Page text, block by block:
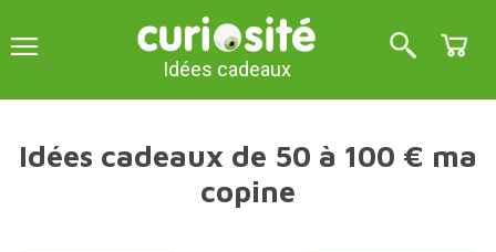
Idées cadeaux
Idées cadeaux de 50 à 100 € ma
copine